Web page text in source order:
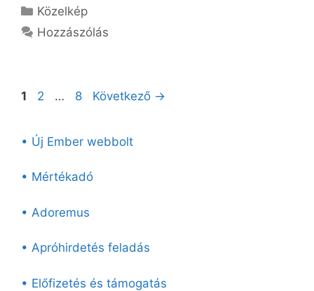
Kategória
Közelkép
Hozzászólás
Oldal
1 Oldal
2 … Oldal
8 Következő →
• Új Ember webbolt
• Mértékadó
• Adoremus
• Apróhirdetés feladás
• Előfizetés és támogatás